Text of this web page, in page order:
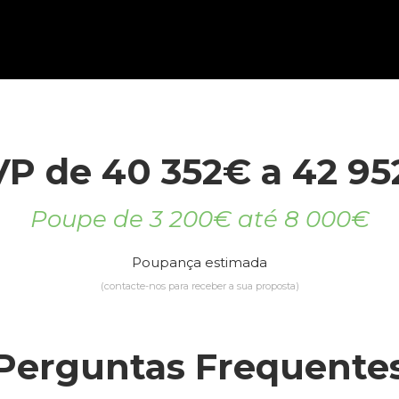
de 40 352€ a 42
Poupe de 3 200€ até 8 000€
Poupança estimada
(contacte-nos para receber a sua proposta)